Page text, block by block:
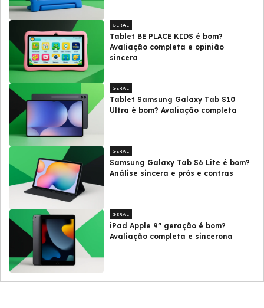
GERAL
Tablet BE PLACE KIDS é bom?
Avaliação completa e opinião
sincera
GERAL
Tablet Samsung Galaxy Tab S10
Ultra é bom? Avaliação completa
GERAL
Samsung Galaxy Tab S6 Lite é bom?
Análise sincera e prós e contras
GERAL
iPad Apple 9ª geração é bom?
Avaliação completa e sincerona